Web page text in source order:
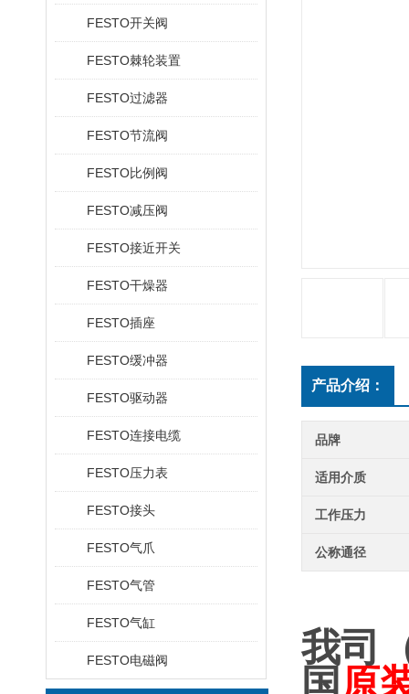
FESTO开关阀
FESTO棘轮装置
FESTO过滤器
FESTO节流阀
FESTO比例阀
FESTO减压阀
FESTO接近开关
FESTO干燥器
FESTO插座
FESTO缓冲器
FESTO驱动器
FESTO连接电缆
FESTO压力表
FESTO接头
FESTO气爪
FESTO气管
FESTO气缸
FESTO电磁阀
产品介绍：
品牌
适用介质
工作压力
公称通径
我司
国 原